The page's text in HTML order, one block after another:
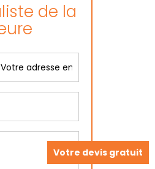
de la
Votre devis gratuit